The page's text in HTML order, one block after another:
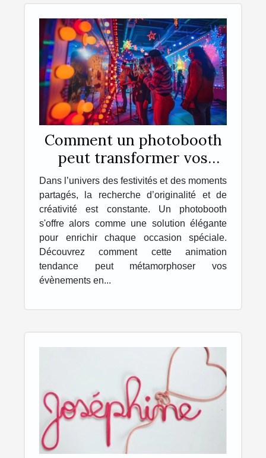
Comment un photobooth
peut transformer vos
événements en souvenirs
inoubliables
Dans l’univers des festivités et des moments
partagés, la recherche d’originalité et de
créativité est constante. Un photobooth
s'offre alors comme une solution élégante
pour enrichir chaque occasion spéciale.
Découvrez comment cette animation
tendance peut métamorphoser vos
évènements en...